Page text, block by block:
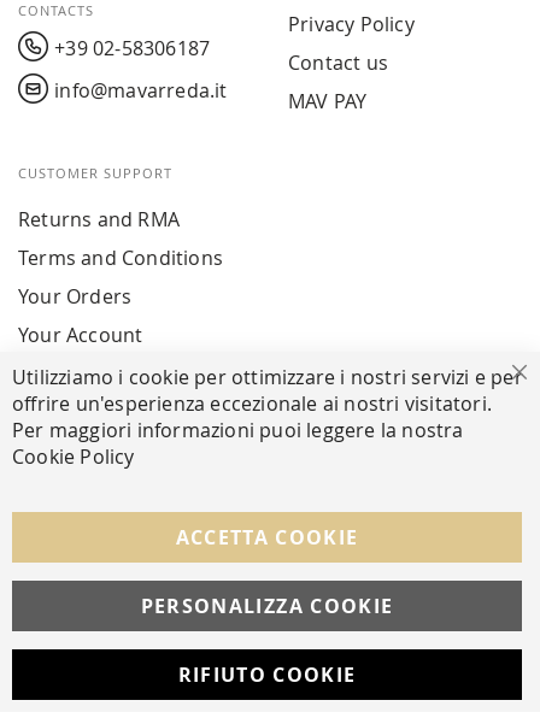
CONTACTS
+39 02-58306187
info@mavarreda.it
Privacy Policy
Contact us
MAV PAY
CUSTOMER SUPPORT
Returns and RMA
Terms and Conditions
Your Orders
Your Account
SECURE PAYMENTS
FOLLOW US ON SOCIAL MEDIA
Utilizziamo i cookie per ottimizzare i nostri servizi e per
offrire un'esperienza eccezionale ai nostri visitatori.
Per maggiori informazioni puoi leggere la nostra
Cookie Policy
ACCETTA COOKIE
PERSONALIZZA COOKIE
RIFIUTO COOKIE